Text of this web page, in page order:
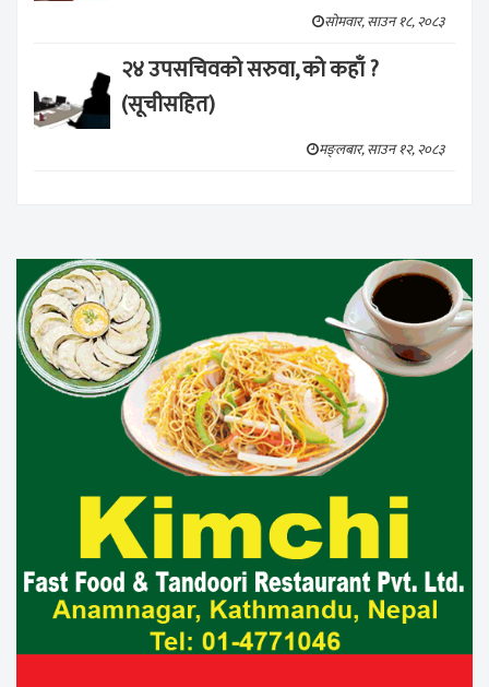
सोमवार, साउन १८, २०८३
२४ उपसचिवको सरुवा, को कहाँ ?
(सूचीसहित)
मङ्लबार, साउन १२, २०८३